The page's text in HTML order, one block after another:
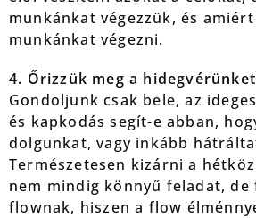
munkánkat végezzük, és
munkánkat végezni.
4. Őrizzük meg a
Gondoljunk csak bele, az
és kapkodás segít-e abban,
dolgunkat, vagy inkább
Természetesen kizárni a
nem mindig könnyű feladat, de
flownak, hiszen a flow